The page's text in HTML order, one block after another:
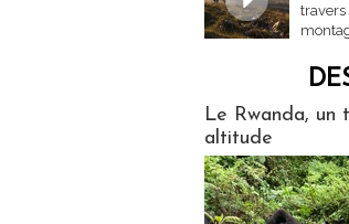
travers
Le Rwanda, un
altitude